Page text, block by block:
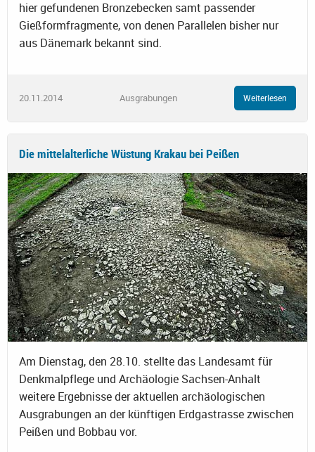
hier gefundenen Bronzebecken samt passender
Gießformfragmente, von denen Parallelen bisher nur
aus Dänemark bekannt sind.
20.11.2014 Ausgrabungen Weiterlesen
Die mittelalterliche Wüstung Krakau bei Peißen
Am Dienstag, den 28.10. stellte das Landesamt für
Denkmalpflege und Archäologie Sachsen-Anhalt
weitere Ergebnisse der aktuellen archäologischen
Ausgrabungen an der künftigen Erdgastrasse zwischen
Peißen und Bobbau vor.